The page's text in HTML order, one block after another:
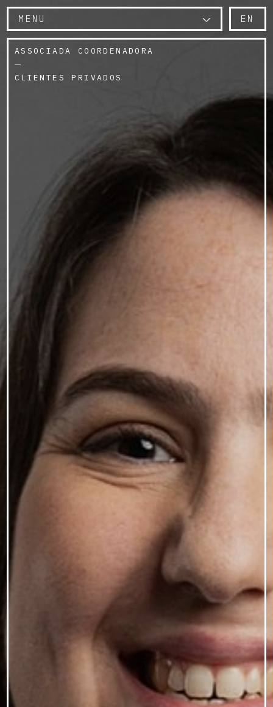
MENU EN
ASSOCIADA COORDENADORA
CLIENTES PRIVADOS